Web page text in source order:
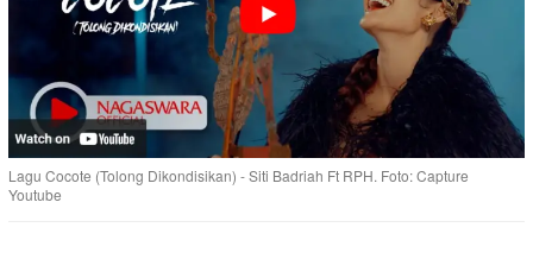
Lagu Cocote (Tolong Dikondisikan) - Siti Badriah Ft RPH. Foto: Capture
Youtube